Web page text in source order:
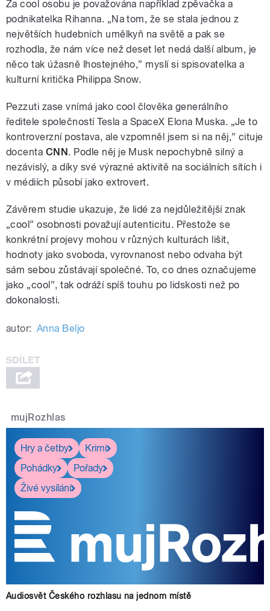
Za cool osobu je považována například zpěvačka a
podnikatelka Rihanna. „Na tom, že se stala jednou z
největších hudebních umělkyň na světě a pak se
rozhodla, že nám více než deset let nedá další album, je
něco tak úžasně lhostejného,” myslí si spisovatelka a
kulturní kritička Philippa Snow.
Pezzuti zase vnímá jako cool člověka generálního
ředitele společností Tesla a SpaceX Elona Muska. „Je to
kontroverzní postava, ale vzpomněl jsem si na něj,” cituje
docenta CNN . Podle něj je Musk nepochybně silný a
nezávislý, a díky své výrazné aktivitě na sociálních sítích i
v médiích působí jako extrovert.
Závěrem studie ukazuje, že lidé za nejdůležitější znak
„cool” osobnosti považují autenticitu. Přestože se
konkrétní projevy mohou v různých kulturách lišit,
hodnoty jako svoboda, vyrovnanost nebo odvaha být
sám sebou zůstávají společné. To, co dnes označujeme
jako „cool”, tak odráží spíš touhu po lidskosti než po
dokonalosti.
autor: Anna Beljo
mujRozhlas
Hry a četby
Krimi
Pohádky
Pořady
Živé vysílání
Audiosvět Českého rozhlasu na jednom místě